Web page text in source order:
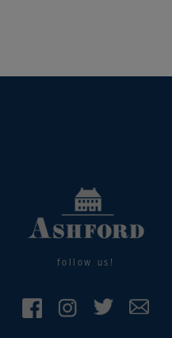
follow us!